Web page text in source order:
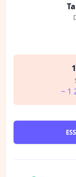
~ 1